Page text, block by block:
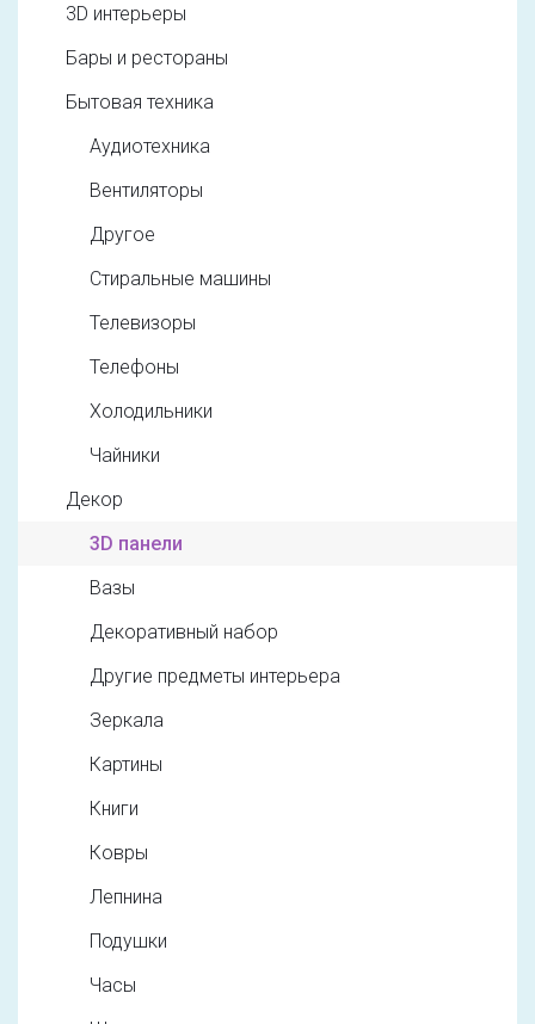
3D интерьеры
Бары и рестораны
Бытовая техника
Аудиотехника
Вентиляторы
Другое
Стиральные машины
Телевизоры
Телефоны
Холодильники
Чайники
Декор
3D панели
Вазы
Декоративный набор
Другие предметы интерьера
Зеркала
Картины
Книги
Ковры
Лепнина
Подушки
Часы